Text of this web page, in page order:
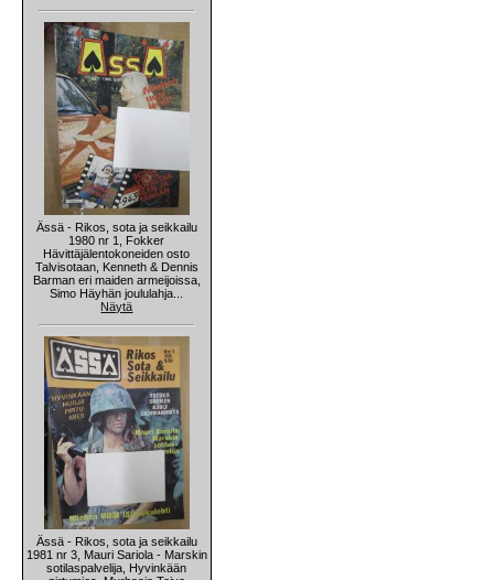
Ässä - Rikos, sota ja seikkailu
1980 nr 1, Fokker
Hävittäjälentokoneiden osto
Talvisotaan, Kenneth & Dennis
Barman eri maiden armeijoissa,
Simo Häyhän joululahja...
Näytä
Ässä - Rikos, sota ja seikkailu
1981 nr 3, Mauri Sariola - Marskin
sotilaspalvelija, Hyvinkään